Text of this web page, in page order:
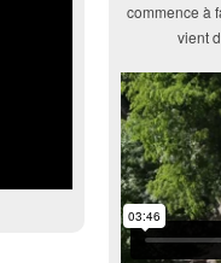
commence à
vient